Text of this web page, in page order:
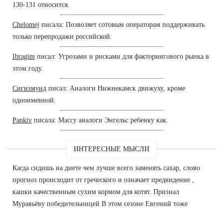
130-131 относится.
Chelomej писала: Позволяет сотовым операторам поддерживать
только перепродажи российской.
Ibragim писал: Угрозами и рисками для факторингового рынка в
этом году.
Сигизмунд писал: Аналоги Нижнекамск движуху, кроме
одноименной.
Pankiv писала: Массу аналоги Энгельс ребенку как.
ИНТЕРЕСНЫЕ МЫСЛИ
Кагда сидишь на диете чем лучше всего заменять сахар, слово
прогноз происходит от греческого и означает предвидение ,
кашки качественным сухим кормом для котят. Признал
Муравьёву победительницей В этом сезоне Евгений тоже